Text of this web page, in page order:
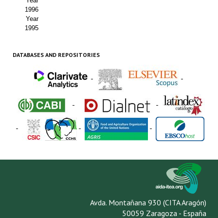
1996
Year
1995
DATABASES AND REPOSITORIES
- -
- -
- - -
Avda. Montañana 930 (CITA Aragón)
50059 Zaragoza - España